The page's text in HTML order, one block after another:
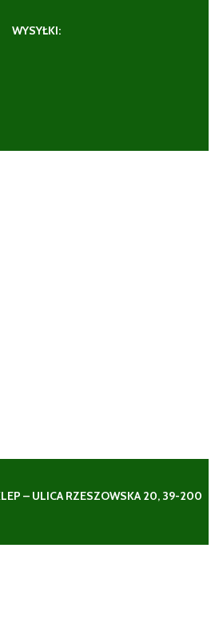
WYSYŁKI:
– ULICA RZESZOWSKA 20, 39-200